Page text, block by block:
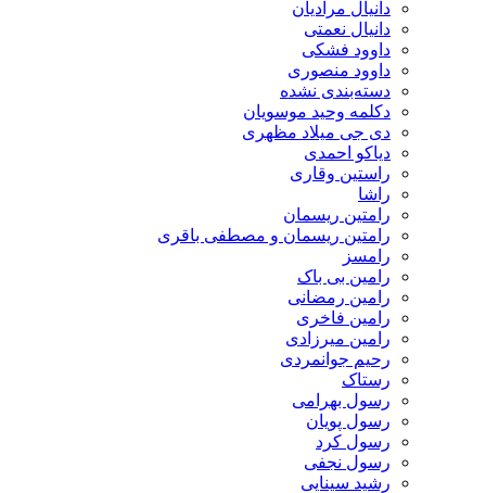
دانیال مرادیان
دانیال نعمتی
داوود فشکی
داوود منصوری
دسته‌بندی نشده
دکلمه وحید موسویان
دی جی میلاد مظهری
دیاکو احمدی
راستین وقاری
راشا
رامتین ریسمان
رامتین ریسمان و مصطفی باقری
رامسز
رامین بی باک
رامین رمضانی
رامین فاخری
رامین میرزادی
رحیم جوانمردی
رستاک
رسول بهرامی
رسول پویان
رسول کرد
رسول نجفی
رشید سینایی